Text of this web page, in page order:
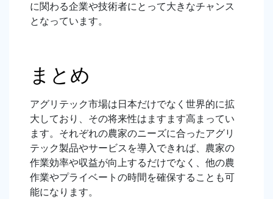
に関わる企業や技術者にとって大きなチャンス
となっています。
まとめ
アグリテック市場は日本だけでなく世界的に拡
大しており、その将来性はますます高まってい
ます。それぞれの農家のニーズに合ったアグリ
テック製品やサービスを導入できれば、農家の
作業効率や収益が向上するだけでなく、他の農
作業やプライベートの時間を確保することも可
能になります。